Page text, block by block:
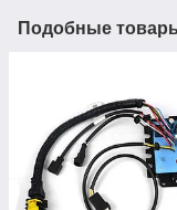
Подобные